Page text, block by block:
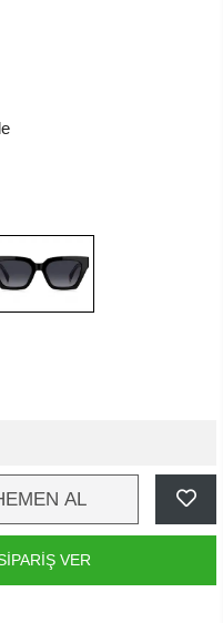
AL
VER